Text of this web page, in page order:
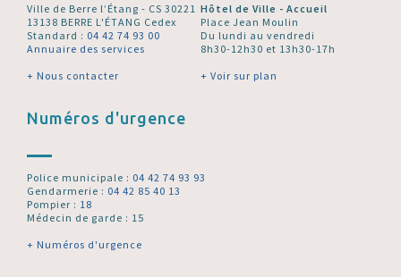
Ville de Berre l’Étang - CS 30221
13138 BERRE L'ÉTANG Cedex
Standard : 04 42 74 93 00
Annuaire des services
+ Nous contacter
Hôtel de Ville - Accueil
Place Jean Moulin
Du lundi au vendredi
8h30-12h30 et 13h30-17h
+ Voir sur plan
Numéros d'urgence
Police municipale : 04 42 74 93 93
Gendarmerie : 04 42 85 40 13
Pompier : 18
Médecin de garde : 15
+ Numéros d'urgence